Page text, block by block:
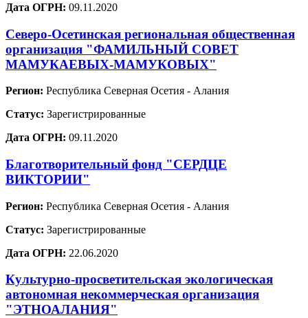
Дата ОГРН: 09.11.2020
Северо-Осетинская региональная общественная
организация "ФАМИЛЬНЫЙ СОВЕТ
МАМУКАЕВЫХ-МАМУКОВЫХ"
Регион: Республика Северная Осетия - Алания
Статус: Зарегистрированные
Дата ОГРН: 09.11.2020
Благотворительный фонд "СЕРДЦЕ
ВИКТОРИИ"
Регион: Республика Северная Осетия - Алания
Статус: Зарегистрированные
Дата ОГРН: 22.06.2020
Культурно-просветительская экологическая
автономная некоммерческая организация
"ЭТНОАЛАНИЯ"